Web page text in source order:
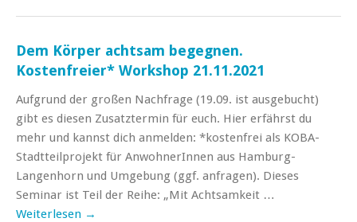
Dem Körper achtsam begegnen.
Kostenfreier* Workshop 21.11.2021
Aufgrund der großen Nachfrage (19.09. ist ausgebucht)
gibt es diesen Zusatztermin für euch. Hier erfährst du
mehr und kannst dich anmelden: *kostenfrei als KOBA-
Stadtteilprojekt für AnwohnerInnen aus Hamburg-
Langenhorn und Umgebung (ggf. anfragen). Dieses
Seminar ist Teil der Reihe: „Mit Achtsamkeit …
Weiterlesen →